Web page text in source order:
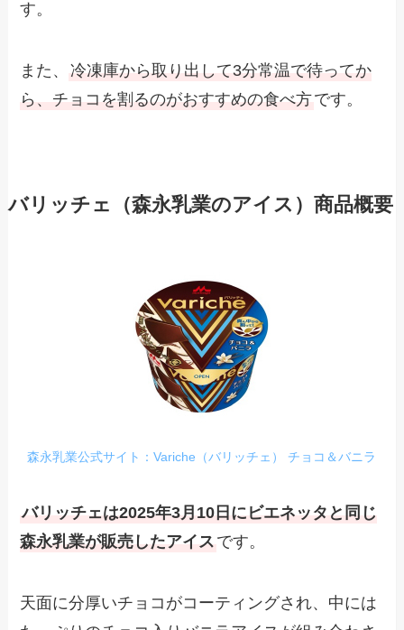
す。
また、 冷凍庫から取り出して3分常温で待ってか
ら、チョコを割るのがおすすめの食べ方です。
バリッチェ（森永乳業のアイス）商品概要
森永乳業公式サイト：Variche（バリッチェ） チョコ＆バニラ
バリッチェは2025年3月10日にビエネッタと同じ
森永乳業が販売したアイス です。
天面に分厚いチョコがコーティングされ、中には